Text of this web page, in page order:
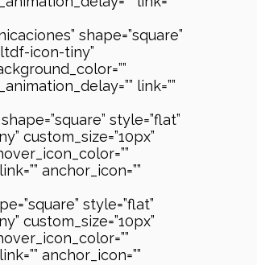
shape=”square”
icon-tiny”
link=””
style=”flat”
custom_size=”10px”
anchor_icon=””
style=”flat”
custom_size=”10px”
anchor_icon=””